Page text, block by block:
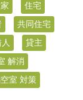
住宅
共同住宅
貸主
解消
室 対策